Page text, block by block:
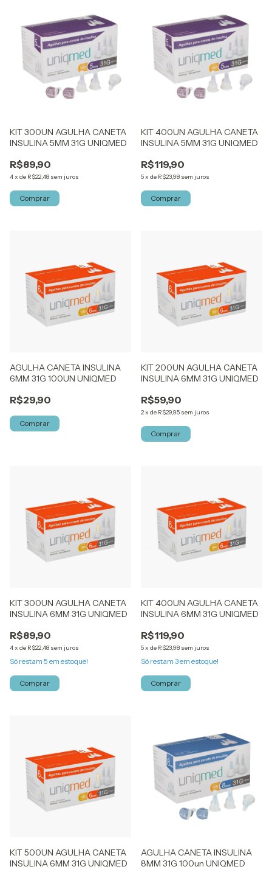
KIT 300UN AGULHA CANETA
INSULINA 5MM 31G UNIQMED
R$89,90
4x de R$22,48 sem juros
KIT 400UN AGULHA CANETA
INSULINA 5MM 31G UNIQMED
R$119,90
5x de R$23,98 sem juros
AGULHA CANETA INSULINA
6MM 31G 100UN UNIQMED
R$29,90
KIT 200UN AGULHA CANETA
INSULINA 6MM 31G UNIQMED
R$59,90
2x de R$29,95 sem juros
KIT 300UN AGULHA CANETA
INSULINA 6MM 31G UNIQMED
R$89,90
4x de R$22,48 sem juros
Só restam 5 em estoque!
KIT 400UN AGULHA CANETA
INSULINA 6MM 31G UNIQMED
R$119,90
5x de R$23,98 sem juros
Só restam 3em estoque!
KIT 500UN AGULHA CANETA
INSULINA 6MM 31G UNIQMED
AGULHA CANETA INSULINA
8MM 31G 100un UNIQMED